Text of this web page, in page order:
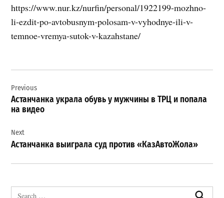
https://www.nur.kz/nurfin/personal/1922199-mozhno-
li-ezdit-po-avtobusnym-polosam-v-vyhodnye-ili-v-
temnoe-vremya-sutok-v-kazahstane/
по
записям
Previous
Астанчанка украла обувь у мужчины в ТРЦ и попала
на видео
Next
Астанчанка выиграла суд против «КазАвтоЖола»
Search